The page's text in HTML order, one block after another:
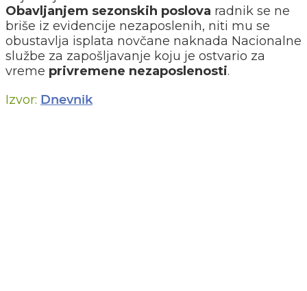
Obavljanjem sezonskih poslova radnik se ne
briše iz evidencije nezaposlenih, niti mu se
obustavlja isplata novčane naknada Nacionalne
službe za zapošljavanje koju je ostvario za
vreme privremene nezaposlenosti.
Izvor: Dnevnik